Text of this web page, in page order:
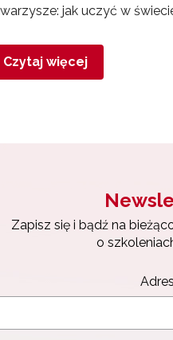
jak uczyć w
Czytaj więcej
Zapisz się i bądź na
o